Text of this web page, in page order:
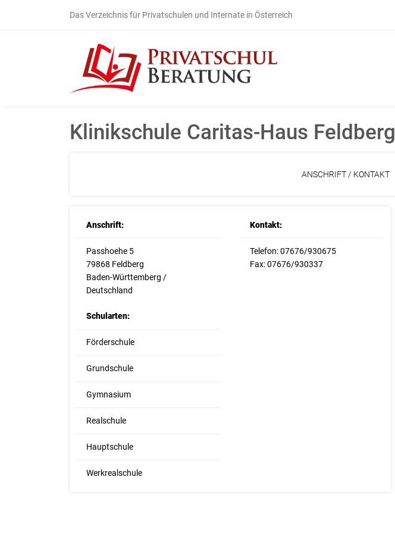
Das Verzeichnis für Privatschulen und Internate in Österreich
Klinikschule Caritas-Haus Feldberg
ANSCHRIFT / KONTAKT
Anschrift:
Passhoehe 5
79868 Feldberg
Baden-Württemberg /
Deutschland
Kontakt:
Telefon: 07676/930675
Fax: 07676/930337
Schularten:
Förderschule
Grundschule
Gymnasium
Realschule
Hauptschule
Werkrealschule